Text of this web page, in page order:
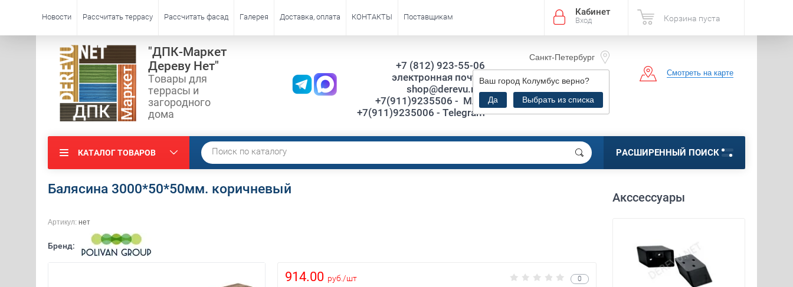
Кабинет
Вход Корзина пуста
Новости Рассчитать террасу Рассчитать фасад Галерея Доставка, оплата КОНТАКТЫ Поставщикам
"ДПК-Маркет
Дереву Нет"
Товары для
террасы и
загородного
дома
+7 (812) 923-55-06
электронная почта:
shop@derevu.net
+7(911)9235506 - MAX
+7(911)9235006 - Telegram
Санкт-Петербург
Ваш город Колумбусверно?
Да
Выбрать из списка
Савушкина д.119 к3 лит.А,
ТЦ."VILLA" 2 этаж. секция В16
Смотреть на карте
КАТАЛОГ ТОВАРОВ РАСШИРЕННЫЙ ПОИСК
Акссессуары
Балясина 3000*50*50мм. коричневый
Артикул: нет
Бренд:
0
914.00 руб. /шт